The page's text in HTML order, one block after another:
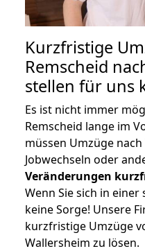
Kurzfristige
Remscheid
stellen für uns
Es ist nicht immer
Remscheid lange im
müssen Umzüge
Jobwechseln oder
Veränderungen
Wenn Sie sich in
keine Sorge! Unsere
kurzfristige Umzüge
Wallersheim zu lösen.